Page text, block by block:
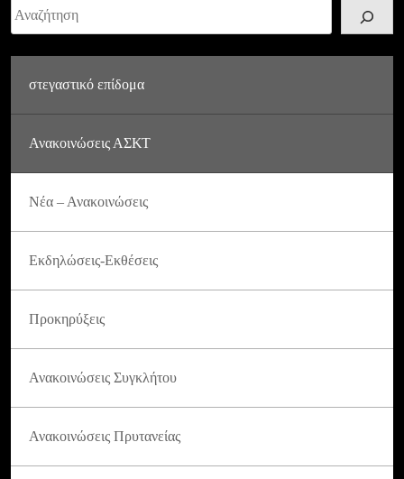
Αναζήτηση
στεγαστικό επίδομα
Ανακοινώσεις ΑΣΚΤ
Νέα – Ανακοινώσεις
Εκδηλώσεις-Εκθέσεις
Προκηρύξεις
Ανακοινώσεις Συγκλήτου
Ανακοινώσεις Πρυτανείας